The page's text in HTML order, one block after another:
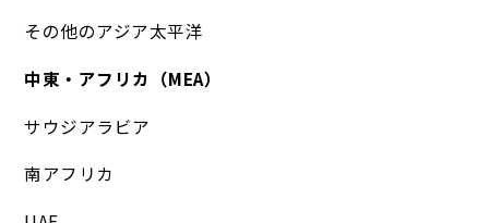
その他のアジア太平洋
中東・アフリカ（MEA）
サウジアラビア
南アフリカ